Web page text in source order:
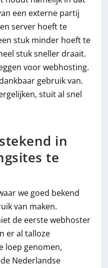
een externe partij
server hoeft te
stuk minder hoeft te
stuk sneller draait.
voor webhosting.
gebruik van.
stuit al snel
in
te
we goed bekend
van maken.
de eerste webhoster
er al talloze
loep genomen,
Nederlandse